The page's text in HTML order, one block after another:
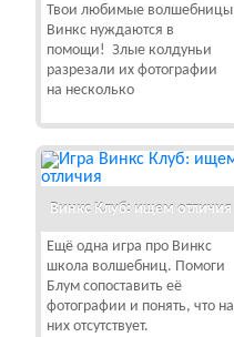
Твои любимые волшебницы
Винкс нуждаются в
помощи! Злые колдуньи
разрезали их фотографии
на несколько
Винкс Клуб: ищем отличия
Ещё одна игра про Винкс
школа волшебниц. Помоги
Блум сопоставить её
фотографии и понять, что на
них отсутствует.